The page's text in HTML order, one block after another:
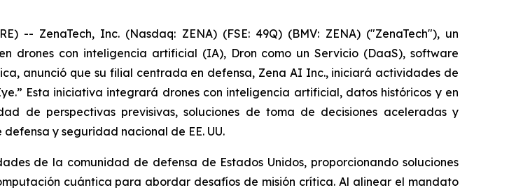
-- ZenaTech, Inc. (Nasdaq: ZENA) (FSE: 49Q) (BMV: ZENA) ("ZenaTech"), un
drones con inteligencia artificial (IA), Dron como un Servicio (DaaS), software
anunció que su filial centrada en defensa, Zena AI Inc., iniciará actividades de
Esta iniciativa integrará drones con inteligencia artificial, datos históricos y en
de perspectivas previsivas, soluciones de toma de decisiones aceleradas y
y seguridad nacional de EE. UU.
de la comunidad de defensa de Estados Unidos, proporcionando soluciones
cuántica para abordar desafíos de misión crítica. Al alinear el mandato